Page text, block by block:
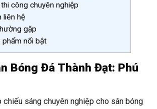
công chuyên nghiệp
liên hệ
gặp
phẩm nổi bật
Bóng Đá Thành Đạt: Phú
chiếu sáng chuyên nghiệp cho sân bóng